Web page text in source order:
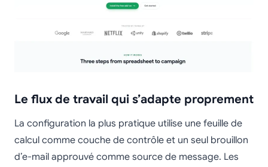
Le flux de travail qui s’adapte proprement
La configuration la plus pratique utilise une feuille de
calcul comme couche de contrôle et un seul brouillon
d’e-mail approuvé comme source de message. Les